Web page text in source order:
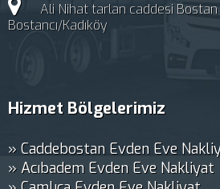
Ali Nihat tarlan caddesi
Bostancı/Kadıköy
Hizmet Bölgelerimiz
» Caddebostan Evden Eve
» Acıbadem Evden Eve Nakliyat